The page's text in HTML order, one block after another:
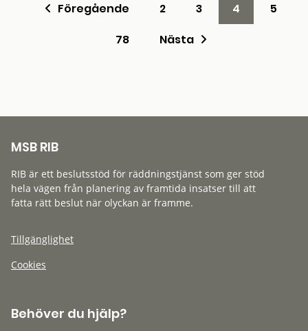
Föregående 2 3 4
5
78
Nästa
MSB RIB
RIB är ett beslutsstöd för räddningstjänst som ger stöd
hela vägen från planering av framtida insatser till att
fatta rätt beslut när olyckan är framme.
Tillgänglighet
Cookies
Behöver du hjälp?